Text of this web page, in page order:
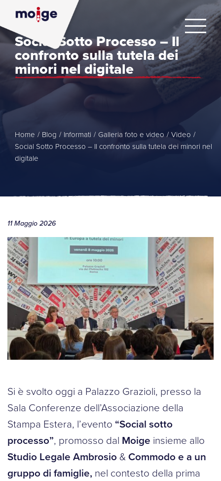
Social Sotto Processo – Il
confronto sulla tutela dei
minori nel digitale
Home / Blog / Informati / Galleria foto e video / Video /
Social Sotto Processo – Il confronto sulla tutela dei minori nel
digitale
11 Maggio 2026
Si è svolto oggi a Palazzo Grazioli, presso la
Sala Conferenze dell’Associazione della
Stampa Estera, l’evento “Social sotto
processo”, promosso dal Moige insieme allo
Studio Legale Ambrosio &Commodo e a un
gruppo di famiglie, nel contesto della prima